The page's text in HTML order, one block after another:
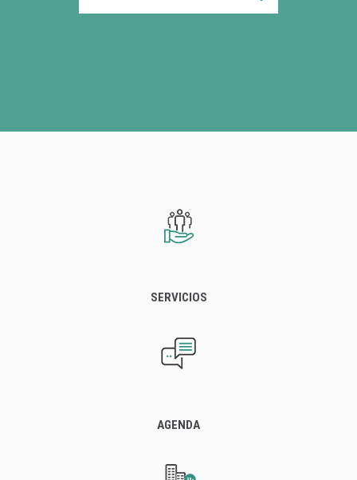
SERVICIOS
AGENDA